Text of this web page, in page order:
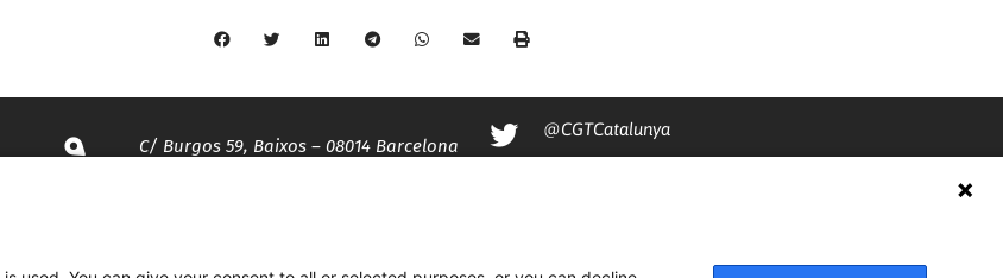
C/ Burgos 59, Baixos – 08014 Barcelona
@CGTCatalunya